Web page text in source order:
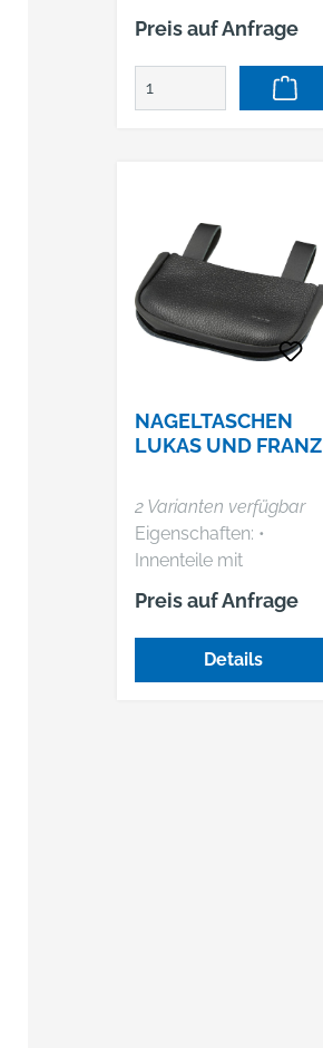
8 x 15,5 x 4,5 cm (B x H
x T) Material: Rindleder
Farbe: schwarz
Hersteller: FHB original
vertrieb@fhb.de
Preis auf Anfrage
NAGELTASCHEN
LUKAS UND FRANZ
2 Varianten verfügbar
Eigenschaften: •
Innenteile mit
Ecknahtschutz •
Nahtenden abgenietet
Material: Vollrindleder
Farbe: schwarz
Preis auf Anfrage
Details